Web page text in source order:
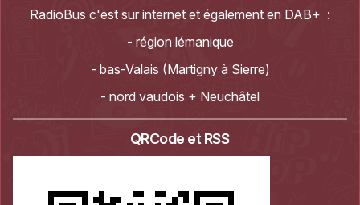
RadioBus c'est sur internet et également en DAB+ :
- région lémanique
- bas-Valais (Martigny à Sierre)
- nord vaudois + Neuchâtel
QRCode et RSS